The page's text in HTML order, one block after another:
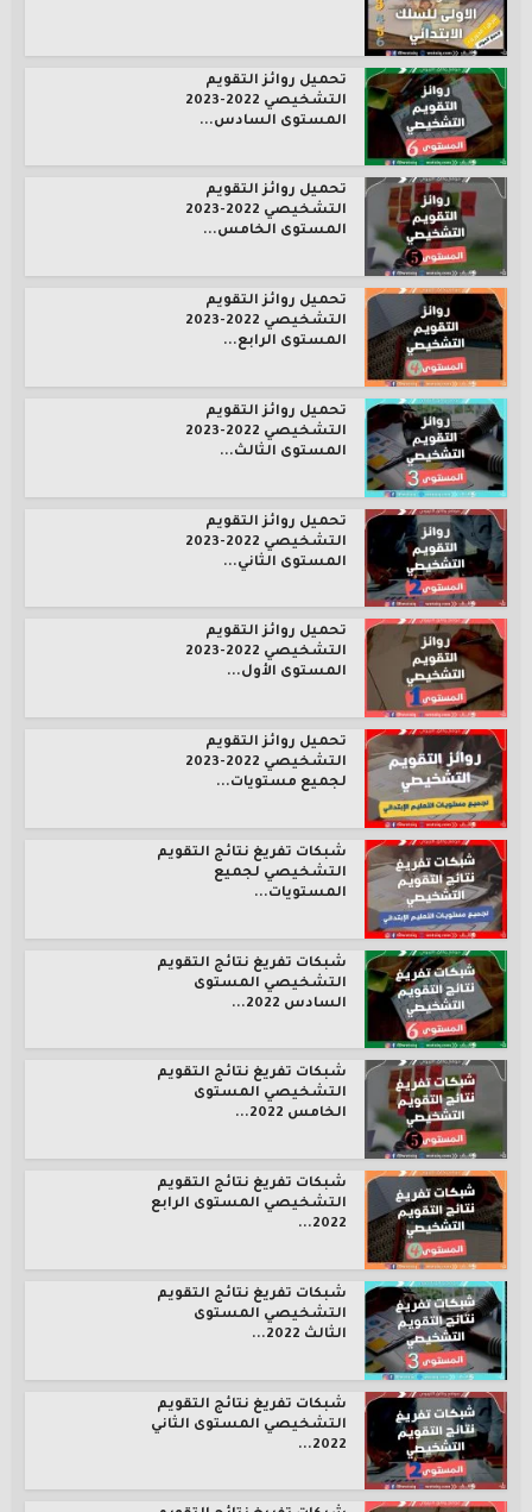
تحميل روائز التقويم
التشخيصي 2022-2023
المستوى السادس...
تحميل روائز التقويم
التشخيصي 2022-2023
المستوى الخامس...
تحميل روائز التقويم
التشخيصي 2022-2023
المستوى الرابع...
تحميل روائز التقويم
التشخيصي 2022-2023
المستوى الثالث...
تحميل روائز التقويم
التشخيصي 2022-2023
المستوى الثاني...
تحميل روائز التقويم
التشخيصي 2022-2023
المستوى الأول...
تحميل روائز التقويم
التشخيصي 2022-2023
لجميع مستويات...
شبكات تفريغ نتائج التقويم
التشخيصي لجميع
المستويات...
شبكات تفريغ نتائج التقويم
التشخيصي المستوى
السادس 2022...
شبكات تفريغ نتائج التقويم
التشخيصي المستوى
الخامس 2022...
شبكات تفريغ نتائج التقويم
التشخيصي المستوى الرابع
2022...
شبكات تفريغ نتائج التقويم
التشخيصي المستوى
الثالث 2022...
شبكات تفريغ نتائج التقويم
التشخيصي المستوى الثاني
2022...